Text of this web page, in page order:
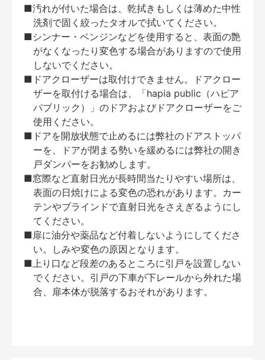
■汚れが付いた場合は、乾拭きもしくは薄めた中性
洗剤で固く絞ったタオルで拭いてください。
■シンナー・ベンジンなどを使用すると、表面の艶
がなくなったり変色する場合がありますので使用
しないでください。
■ドアクローザーは取付けできません。ドアクロー
ザーを取付ける場合は、「hapia public（ハピア
パブリック）」のドアおよびドアクローザーをご
使用ください。
■ドアを開放状態で止めるには弊社のドアストッパ
ーを、ドアが閉まる勢いを緩めるには弊社の開き
戸ダンパーをお勧めします。
■窓際など直射日光が長時間当たりやすい場所は、
表面の日焼けによる変色の恐れがあります。カー
テンやブラインドで直射日光をさえぎるようにし
てください。
■扉に油分や薬品など付着しないようにしてくださ
い。しみや変色の原因となります。
■上り口など段差のあるところに引戸を設置しない
でください。引戸の下車が下レールから外れた場
合、扉本体が脱落するおそれがあります。